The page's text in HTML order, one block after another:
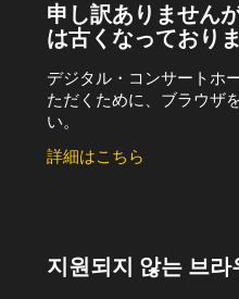
申し訳ありません
は古くなっており
デジタル・コンサートホ
ただくために、ブラウザ
い。
詳細はこちら
지원되지 않는 브